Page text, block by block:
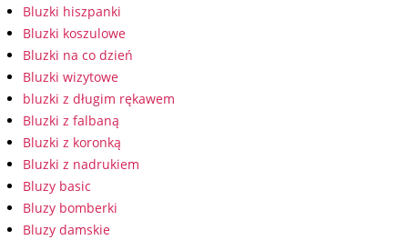
Bluzki hiszpanki
Bluzki koszulowe
Bluzki na co dzień
Bluzki wizytowe
bluzki z długim rękawem
Bluzki z falbaną
Bluzki z koronką
Bluzki z nadrukiem
Bluzy basic
Bluzy bomberki
Bluzy damskie